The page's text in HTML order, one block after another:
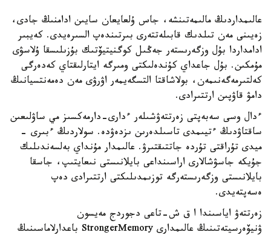
عالىمداردىڭ مالىمەتىنشە، جاس ۇلعايعان سايىن ادامنىڭ جادى،
زەيىنى مەن تىلدىك قابىلەتتەرى بىرتىندەپ السىرەيدى. كەيبىر
ادامداردا بۇل وزگەرىستەر جەڭىل كوگنيتيۆتىك بۇزىلىسقا ۇلاسۋى
مۇمكىن. بۇل جاعداي كۇندەلىكتى ومىرگە ايتارلىقتاي كەدەرگى
كەلتىرمەگەنىمەن، بولاشاقتا التسگەيمەر اۋرۋى مەن دەمەنتسيانىڭ
دامۋ قاۋپىن ارتتىرادى.
ءدال وسى سەبەپتى زەرتتەۋشىلەر ءدارى-دارمەكسىز مي ساۋلىعىن
ساقتاۋدىڭ ءتيىمدى تاسىلدەرىن ىزدەۋدە. سولاردىڭ ءبىرى -
ميدى تۇراقتى تۇردە جاتتىقتىرۋ. عالىمدار مۇنداي بەلسەندىلىك
جۇيكە جاسۋشالارى اراسىنداعى بايلانىستى نىعايتىپ، جاسقا
بايلانىستى وزگەرىستەرگە توزىمدىلىكتى ارتتىرادى دەپ
ەسەپتەيدى.
زەرتتەۋ اياسىندا ا ق ش-تاعى دجوردج مەيسون
ۋنيۆەرسيتەتىنىڭ عالىمدارى StrongerMemory باعدارلاماسىنىڭ